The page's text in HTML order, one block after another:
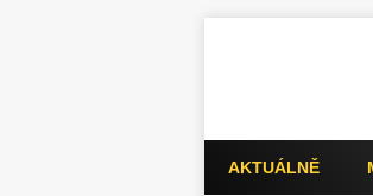
AKTUÁLNĚ